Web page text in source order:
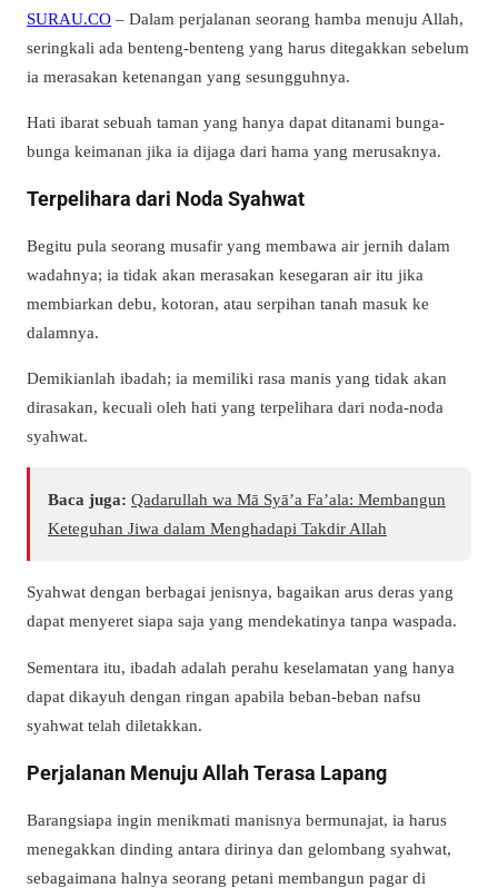
SURAU.CO – Dalam perjalanan seorang hamba menuju Allah,
seringkali ada benteng-benteng yang harus ditegakkan sebelum
ia merasakan ketenangan yang sesungguhnya.
Hati ibarat sebuah taman yang hanya dapat ditanami bunga-
bunga keimanan jika ia dijaga dari hama yang merusaknya.
Terpelihara dari Noda Syahwat
Begitu pula seorang musafir yang membawa air jernih dalam
wadahnya; ia tidak akan merasakan kesegaran air itu jika
membiarkan debu, kotoran, atau serpihan tanah masuk ke
dalamnya.
Demikianlah ibadah; ia memiliki rasa manis yang tidak akan
dirasakan, kecuali oleh hati yang terpelihara dari noda-noda
syahwat.
Baca juga: Qadarullah wa Mā Syā’a Fa’ala: Membangun
Keteguhan Jiwa dalam Menghadapi Takdir Allah
Syahwat dengan berbagai jenisnya, bagaikan arus deras yang
dapat menyeret siapa saja yang mendekatinya tanpa waspada.
Sementara itu, ibadah adalah perahu keselamatan yang hanya
dapat dikayuh dengan ringan apabila beban-beban nafsu
syahwat telah diletakkan.
Perjalanan Menuju Allah Terasa Lapang
Barangsiapa ingin menikmati manisnya bermunajat, ia harus
menegakkan dinding antara dirinya dan gelombang syahwat,
sebagaimana halnya seorang petani membangun pagar di